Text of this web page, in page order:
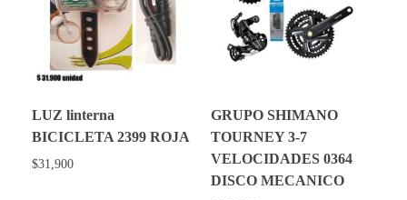
LUZ linterna
BICICLETA 2399 ROJA
$31,900
GRUPO SHIMANO
TOURNEY 3-7
VELOCIDADES 0364
DISCO MECANICO